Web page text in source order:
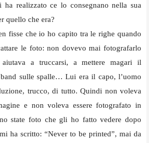
realizzato ce lo consegnano nella sua
quello che era?
fisse che io ho capito tra le righe quando
le foto: non dovevo mai fotografarlo
a truccarsi, a mettere magari il
sulle spalle… Lui era il capo, l’uomo
trucco, di tutto. Quindi non voleva
e non voleva essere fotografato in
state foto che gli ho fatto vedere dopo
ha scritto: “Never to be printed”, mai da